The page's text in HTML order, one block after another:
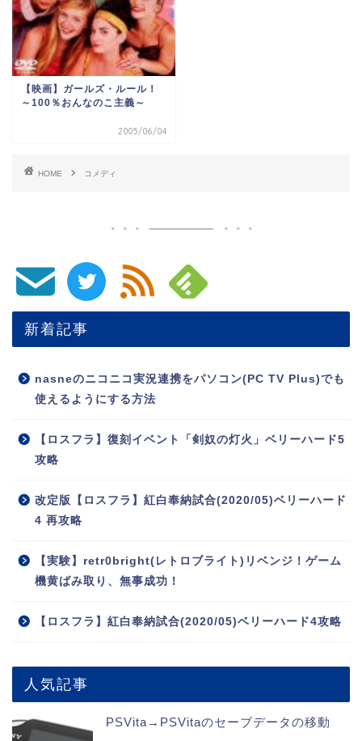
【映画】ガールズ・ルール！
～100％おんなのこ主義～
2005/06/04
HOME コメディ
新着記事
nasneのニコニコ実況連携をパソコン(PC TV Plus)でも
使えるようにする方法
【ロスフラ】復刻イベント「剣奴の灯火」ベリーハード5
攻略
改定版【ロスフラ】紅白奉納試合(2020/05)ベリーハード
4 再攻略
【実験】retr0bright(レトロブライト)リベンジ！ゲーム
機黄ばみ取り、無事成功！
【ロスフラ】紅白奉納試合(2020/05)ベリーハード4攻略
人気記事
PSVita→PSVitaのセーブデータの移動